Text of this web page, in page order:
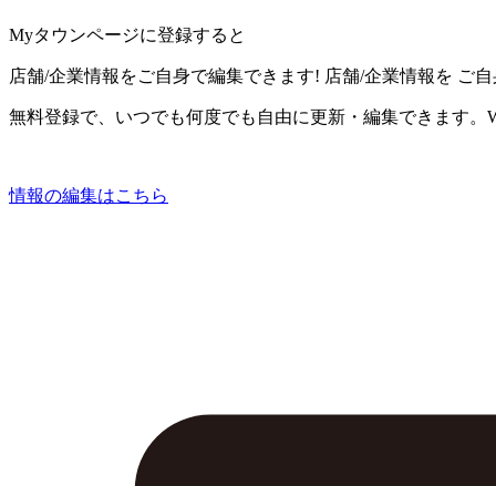
Myタウンページに登録すると
店舗/企業情報をご自身で編集できます! 店舗/企業情報を ご
無料登録で、いつでも何度でも自由に更新・編集できます。
情報の編集はこちら